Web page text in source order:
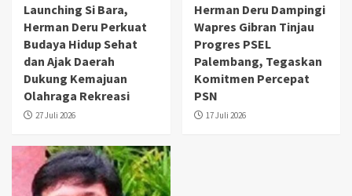
Launching Si Bara,
Herman Deru Perkuat
Budaya Hidup Sehat
dan Ajak Daerah
Dukung Kemajuan
Olahraga Rekreasi
27 Juli 2026
Herman Deru Dampingi
Wapres Gibran Tinjau
Progres PSEL
Palembang, Tegaskan
Komitmen Percepat
PSN
17 Juli 2026